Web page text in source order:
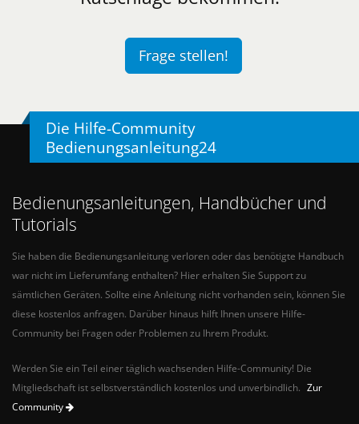
Frage stellen!
Die Hilfe-Community
Bedienungsanleitung24
Bedienungsanleitungen, Handbücher und
Tutorials
Sie haben die Bedienungsanleitung verloren oder das benötigte Handbuch
war nicht im Lieferumfang enthalten? Hier erhalten Sie Support zu
sämtlichen Geräten. Sollte eine Anleitung nicht vorhanden sein, können Sie
diese kostenlos anfragen. Darüber hinaus hilft Ihnen unsere Hilfe-
Community bei Fragen oder Problemen zu Ihrem Produkt.
Werden Sie ein Teil einer täglich wachsenden Hilfe-Community! Die
Mitgliedschaft ist selbstverständlich kostenlos und unverbindlich. Zur
Community